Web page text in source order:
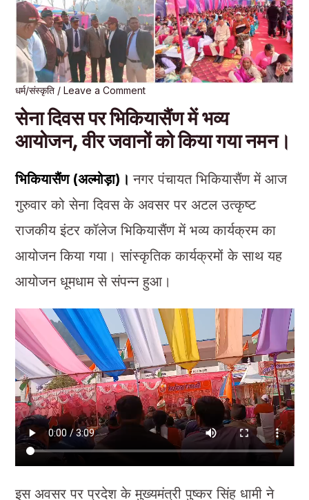
धर्म/संस्कृति/ Leave a Comment
सेना दिवस पर भिकियासैंण में भव्य
आयोजन, वीर जवानों को किया गया नमन।
भिकियासैंण (अल्मोड़ा)।नगर पंचायत भिकियासैंण में आज
गुरुवार को सेना दिवस के अवसर पर अटल उत्कृष्ट
राजकीय इंटर कॉलेज भिकियासैंण में भव्य कार्यक्रम का
आयोजन किया गया। सांस्कृतिक कार्यक्रमों के साथ यह
आयोजन धूमधाम से संपन्न हुआ।
इस अवसर पर प्रदेश के मुख्यमंत्री पुष्कर सिंह धामी ने